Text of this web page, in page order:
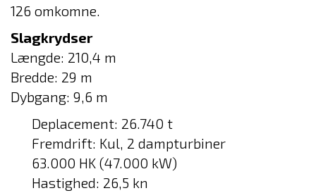
126 omkomne.
Slagkrydser
Længde: 210,4 m
Bredde: 29 m
Dybgang: 9,6 m
Deplacement: 26.740 t
Fremdrift: Kul, 2 dampturbiner
63.000 HK (47.000 kW)
Hastighed: 26,5 kn